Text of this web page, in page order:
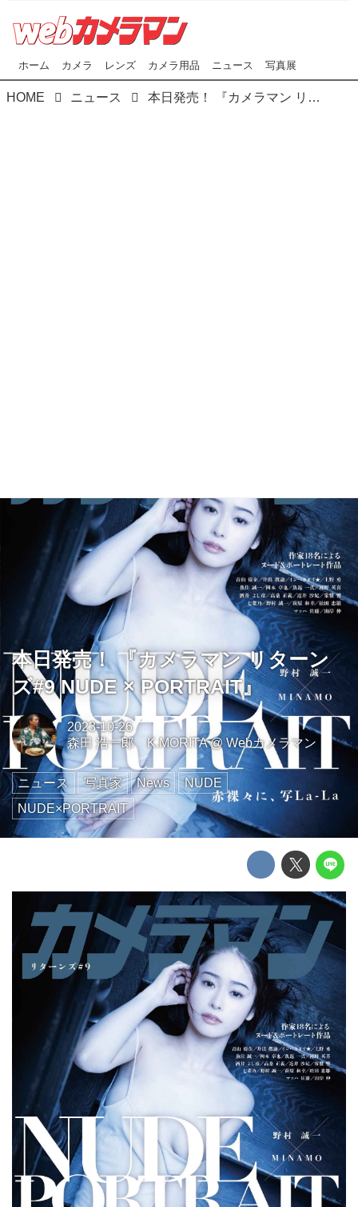
ホーム カメラ レンズ カメラ用品 ニュース 写真展
HOME ニュース 本日発売！ 『カメラマン リターンズ#9 NUDE × PORTRAIT』
本日発売！ 『カメラマン リターン
ズ#9 NUDE × PORTRAIT』
2023-10-26
森田 浩一郎 K.MORITA@Webカメラマン
ニュース 写真家 News
NUDE
NUDE×PORTRAIT